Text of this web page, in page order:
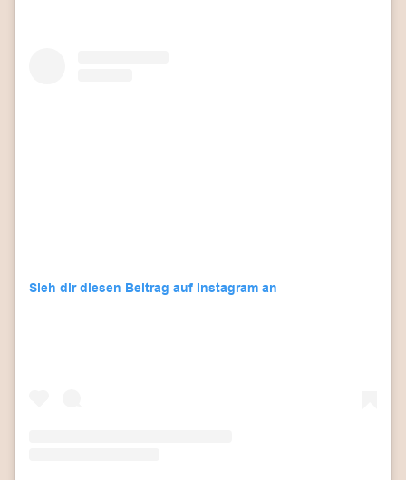
Sieh dir diesen Beitrag auf Instagram an